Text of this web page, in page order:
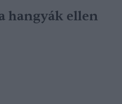
hangyák ellen